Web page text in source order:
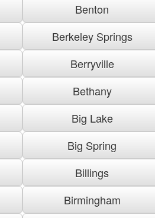
Benton
Berkeley Springs
Berryville
Bethany
Big Lake
Big Spring
Billings
Birmingham